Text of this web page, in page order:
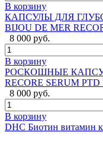
В корзину
КАПСУЛЫ ДЛЯ
BIJOU DE MER
8 000 руб.
В корзину
РОСКОШНЫЕ
RECORE SERUM PTD
8 000 руб.
В корзину
DHC Биотин витамин